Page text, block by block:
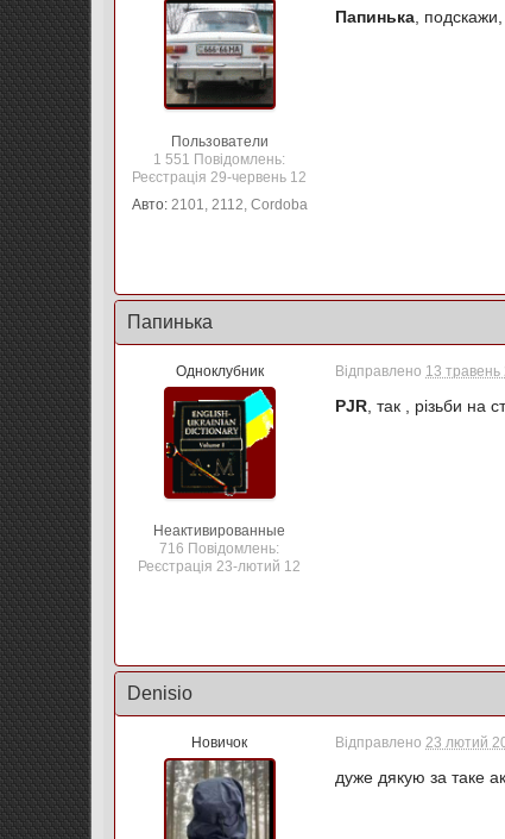
Пользователи
1 551 Повідомлень:
Реєстрація 29-червень 12
Авто: 2101, 2112, Cordoba
Папинька ,
Папинька
Одноклубник
Неактивированные
716 Повідомлень:
Реєстрація 23-лютий 12
Відправлено 13
PJR , так , різьби на
Denisio
Новичок Відправлено23 лютий
дуже дякую за таке